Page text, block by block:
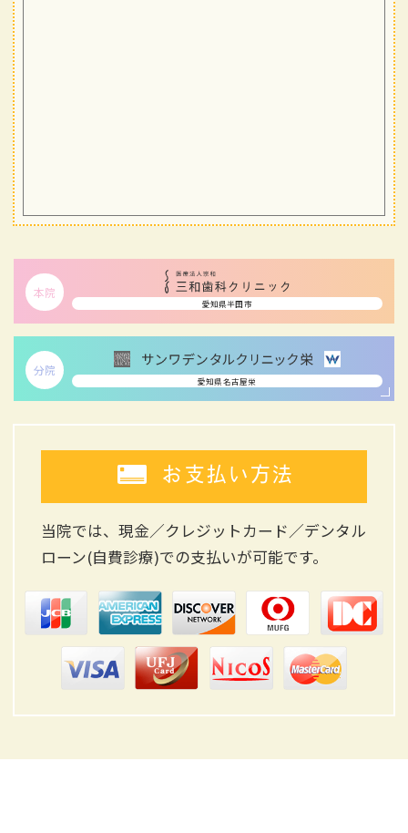
本院
愛知県半田市
分院
愛知県名古屋栄
お支払い方法
当院では、現金／クレジットカード／デンタル
ローン(自費診療)での支払いが可能です。